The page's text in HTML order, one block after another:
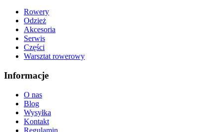
Rowery
Odzież
Akcesoria
Serwis
Części
Warsztat rowerowy
Informacje
O nas
Blog
Wysyłka
Kontakt
Regulamin